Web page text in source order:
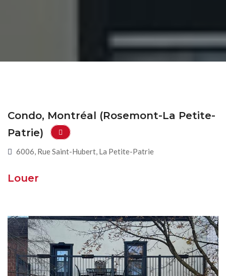
Condo, Montréal (Rosemont-La Petite-
Patrie)
6006, Rue Saint-Hubert, La Petite-Patrie
Louer